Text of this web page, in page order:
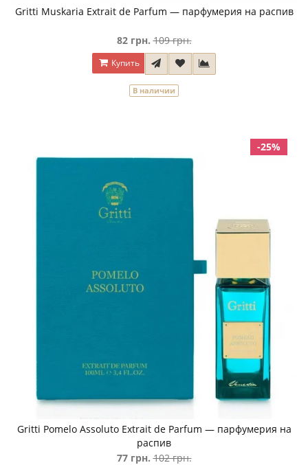
Gritti Muskaria Extrait de Parfum — парфумерия на распив
82 грн. 109 грн.
Купить
В наличии
-25%
Gritti Pomelo Assoluto Extrait de Parfum — парфумерия на
распив
77 грн. 102 грн.